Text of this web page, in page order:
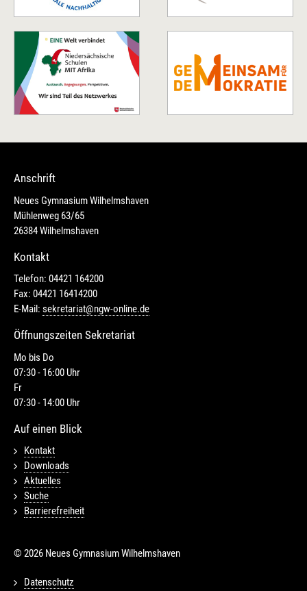
Anschrift
Neues Gymnasium Wilhelmshaven
Mühlenweg 63/65
26384 Wilhelmshaven
Kontakt
Telefon: 04421 164200
Fax: 04421 16414200
E-Mail: sekretariat@ngw-online.de
Öffnungszeiten Sekretariat
Mo bis Do
07:30 - 16:00 Uhr
Fr
07:30 - 14:00 Uhr
Auf einen Blick
Kontakt
Downloads
Aktuelles
Suche
Barrierefreiheit
© 2026 Neues Gymnasium Wilhelmshaven
Datenschutz